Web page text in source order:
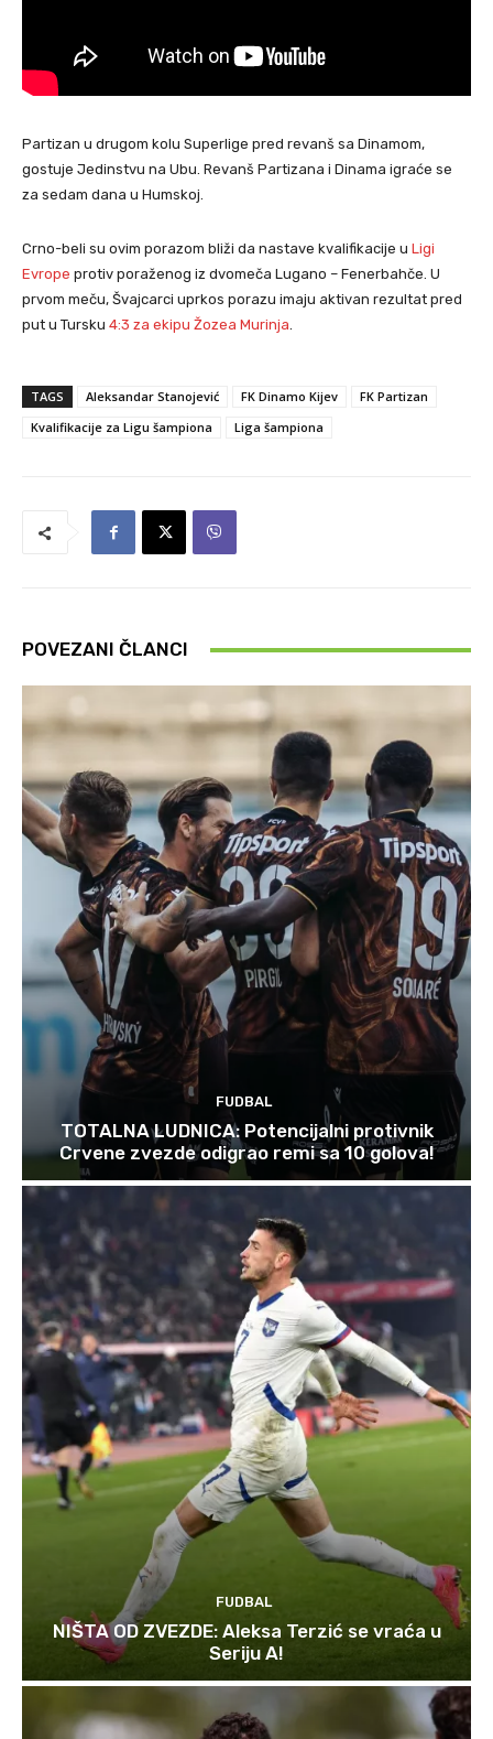
Partizan u drugom kolu Superlige pred revanš sa Dinamom,
gostuje Jedinstvu na Ubu. Revanš Partizana i Dinama igraće se
za sedam dana u Humskoj.
Crno-beli su ovim porazom bliži da nastave kvalifikacije u Ligi
Evrope protiv poraženog iz dvomeča Lugano – Fenerbahče. U
prvom meču, Švajcarci uprkos porazu imaju aktivan rezultat pred
put u Tursku 4:3 za ekipu Žozea Murinja.
TAGS Aleksandar Stanojević FK Dinamo Kijev
FK Partizan
Kvalifikacije za Ligu šampiona
Liga šampiona
POVEZANI ČLANCI
FUDBAL
TOTALNA LUDNICA: Potencijalni protivnik
Crvene zvezde odigrao remi sa 10 golova!
FUDBAL
NIŠTA OD ZVEZDE: Aleksa Terzić se vraća u
Seriju A!